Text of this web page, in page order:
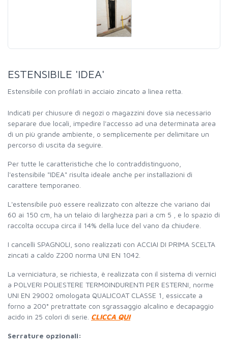
ESTENSIBILE 'IDEA'
Estensibile con profilati in acciaio zincato a linea retta.
Indicati per chiusure di negozi o magazzini dove sia necessario
separare due locali, impedire l'accesso ad una determinata area
di un più grande ambiente, o semplicemente per delimitare un
percorso di uscita da seguire.
Per tutte le caratteristiche che lo contraddistinguono,
l'estensibile "IDEA" risulta ideale anche per installazioni di
carattere temporaneo.
L'estensibile può essere realizzato con altezze che variano dai
60 ai 150 cm, ha un telaio di larghezza pari a cm 5 , e lo spazio di
raccolta occupa circa il 14% della luce del vano da chiudere.
I cancelli SPAGNOLI, sono realizzati con ACCIAI DI PRIMA SCELTA
zincati a caldo Z200 norma UNI EN 1042.
La verniciatura, se richiesta, è realizzata con il sistema di vernici
a POLVERI POLIESTERE TERMOINDURENTI PER ESTERNI, norme
UNI EN 29002 omologata QUALICOAT CLASSE 1, essiccate a
forno a 200° pretrattate con sgrassaggio alcalino e decapaggio
acido in 25 colori di serie. CLICCA QUI
Serrature opzionali: